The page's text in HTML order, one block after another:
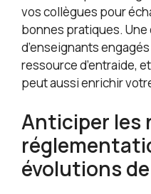
vos collègues pour
bonnes pratiques. Une
d’enseignants
ressource d’entraide,
peut aussi enrichir
Anticiper les
évolutions